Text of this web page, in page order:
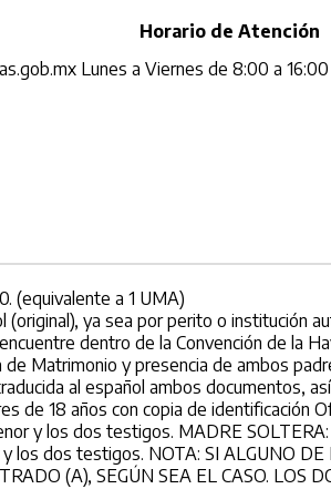
Horario de Atención
Lunes a Viernes de 8:00 a 16:00
(equivalente a 1 UMA)
ya sea por perito o institución
dentro de la Convención de la
Matrimonio y presencia de ambos
al español ambos documentos,
de 18 años con copia de identificación
y los dos testigos. MADRE
los dos testigos. NOTA: SI ALGUNO DE
(A), SEGÚN SEA EL CASO. LOS